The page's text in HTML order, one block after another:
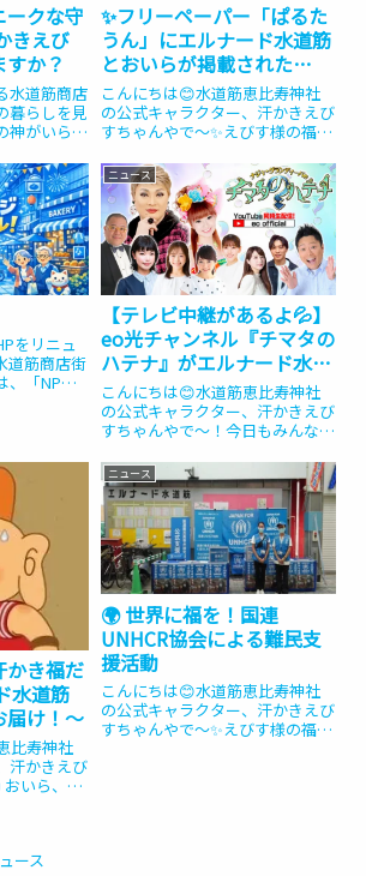
ークな守
きえび
か？
水道筋商店
暮らしを見
神がいらっ
いる「水道
す様です。
活気を守る
かきえび...
✨フリーペーパー「ぱるた
うん」にエルナード水道筋
とおいらが掲載された
よ〜！🏮🏈
こんにちは😊水道筋恵比寿神社
の公式キャラクター、汗かきえび
すちゃんやで〜✨えびす様の福を
らんわぁ💦（ふぅふぅ…ハンカチ
で汗をぬぐいぬぐい💦）今日もみ
んなに福を配るためにエルナード
水道筋を全力疾走してきたおいら
や...
をリニュ
道筋商店街
、「NPO
ニュース
【テレビ中継があるよ💦】
eo光チャンネル『チマタの
ハテナ』がエルナード水道
筋にやってくるやね〜！✨
🏈
こんにちは😊水道筋恵比寿神社
の公式キャラクター、汗かきえび
すちゃんやで〜！今日もみんなに
筋を全力疾走してきたから、汗が
止まらんわぁ💦 アメフトのユニ
フォーム姿やから、年中いい汗か
かせてもらっとうよ〜🏈さてさ
て、...
かき福だ
水道筋
届け！〜
比寿神社
汗かきえび
おいら、今
おいらの
ニュース
🌍 世界に福を！国連
UNHCR協会による難民支
援活動
こんにちは😊水道筋恵比寿神社
の公式キャラクター、汗かきえび
すちゃんやで〜✨えびす様の福を
ース